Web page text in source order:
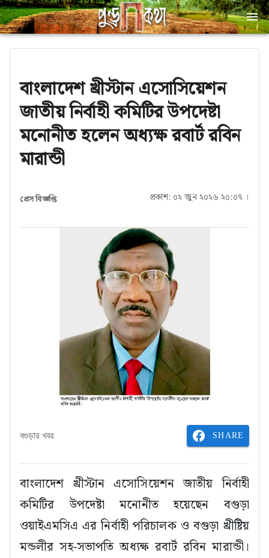
বাংলাদেশ খ্রীস্টান এসোসিয়েশন
জাতীয় নির্বাহী কমিটির উপদেষ্টা
মনোনীত হলেন অধ্যক্ষ রবার্ট রবিন
মারান্ডী
প্রেস বিজ্ঞপ্তি প্রকাশ: ০২ জুন ২০২৬ ২০:০৭ ।
বগুড়ার খবর SHARE
বাংলাদেশ খ্রীস্টান এসোসিয়েশন জাতীয় নির্বাহী
কমিটির উপদেষ্টা মনোনীত হয়েছেন বগুড়া
ওয়াইএমসিএ এর নির্বাহী পরিচালক ও বগুড়া খ্রীষ্টিয়
মন্ডলীর সহ-সভাপতি অধ্যক্ষ রবার্ট রবিন মারান্ডী।